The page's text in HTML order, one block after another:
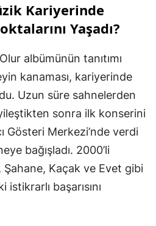
Kariyerinde
Yaşadı?
albümünün tanıtımı
kanaması, kariyerinde
Uzun süre sahnelerden
sonra ilk konserini
Gösteri Merkezi’nde verdi
bağışladı. 2000’li
Şahane, Kaçak ve Evet gibi
başarısını